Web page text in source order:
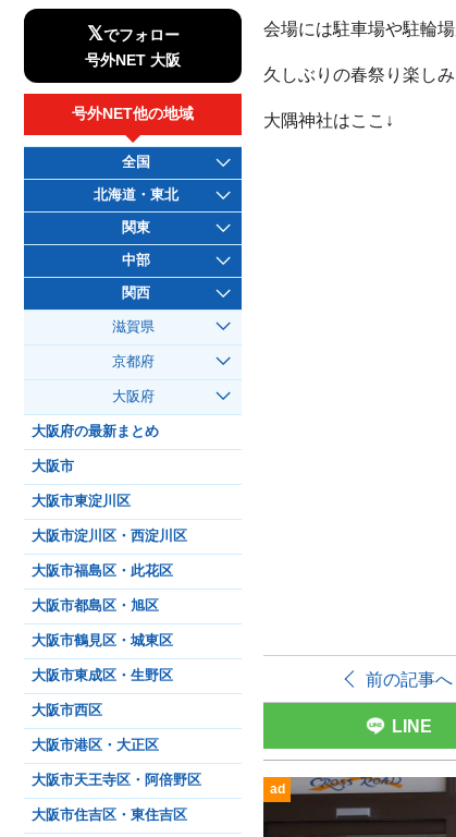
会場には駐車場や駐輪
久しぶりの春祭り楽し
大隅神社はここ↓
前の記事へ
LINE
ad
𝕏でフォロー
号外NET 大阪
号外NET他の地域
全国
北海道・東北
関東
中部
関西
滋賀県
京都府
大阪府
大阪府の最新まとめ
大阪市
大阪市東淀川区
大阪市淀川区・西淀川区
大阪市福島区・此花区
大阪市都島区・旭区
大阪市鶴見区・城東区
大阪市東成区・生野区
大阪市西区
大阪市港区・大正区
大阪市天王寺区・阿倍野区
大阪市住吉区・東住吉区